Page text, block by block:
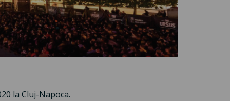
la Cluj-Napoca.